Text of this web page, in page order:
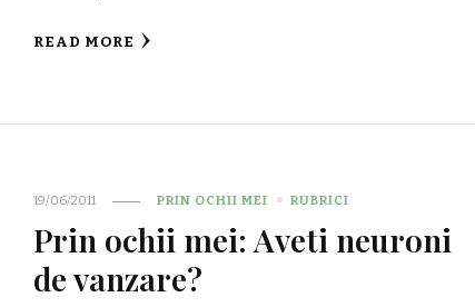
READ MORE
19/06/2011 PRIN OCHII MEI RUBRICI
Prin ochii mei: Aveti neuroni
de vanzare?